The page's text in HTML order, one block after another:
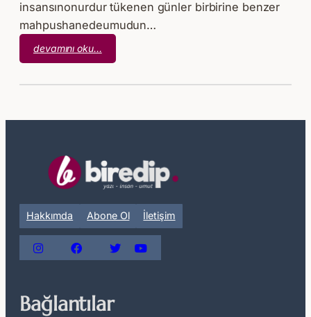
insansınonurdur tükenen günler birbirine benzer
mahpushanedeumudun…
devamını oku…
Aşk
Hakkımda Abone Ol İletişim
Bağlantılar